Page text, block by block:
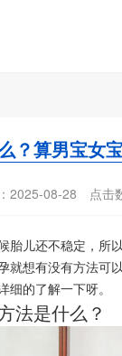
？算男宝女
2025-08-28 点击
儿还不稳定，所
就想有没有方法
的了解一下呀。
是什么？